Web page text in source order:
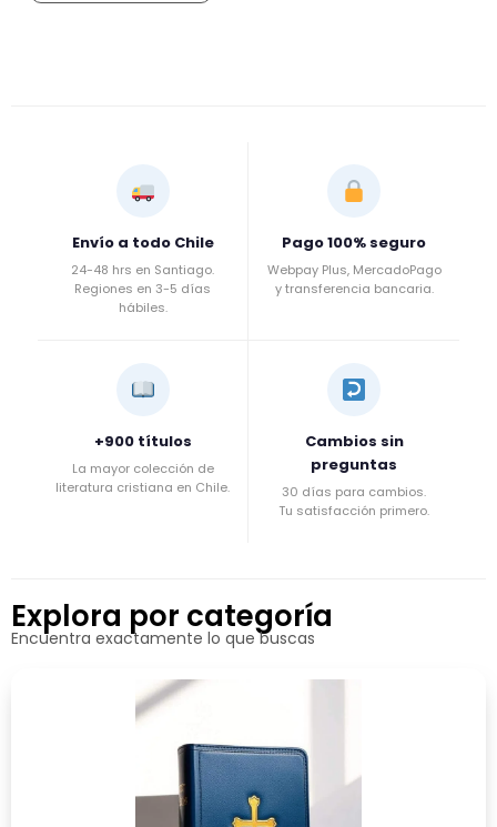
Envío a todo Chile
24-48 hrs en Santiago.
Regiones en 3-5 días
hábiles.
Pago 100% seguro
Webpay Plus, MercadoPago
y transferencia bancaria.
+900 títulos
La mayor colección de
literatura cristiana en Chile.
Cambios sin
preguntas
30 días para cambios.
Tu satisfacción primero.
Explora por categoría
Encuentra exactamente lo que buscas